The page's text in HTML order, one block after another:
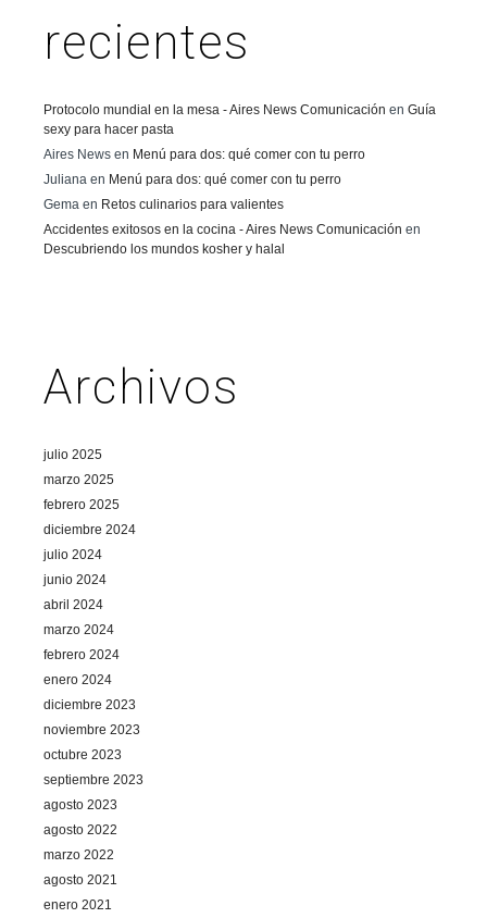
recientes
Protocolo mundial en la mesa - Aires News Comunicación en Guía
sexy para hacer pasta
Aires News en Menú para dos: qué comer con tu perro
Juliana en Menú para dos: qué comer con tu perro
Gema en Retos culinarios para valientes
Accidentes exitosos en la cocina - Aires News Comunicación en
Descubriendo los mundos kosher y halal
Archivos
julio 2025
marzo 2025
febrero 2025
diciembre 2024
julio 2024
junio 2024
abril 2024
marzo 2024
febrero 2024
enero 2024
diciembre 2023
noviembre 2023
octubre 2023
septiembre 2023
agosto 2023
agosto 2022
marzo 2022
agosto 2021
enero 2021